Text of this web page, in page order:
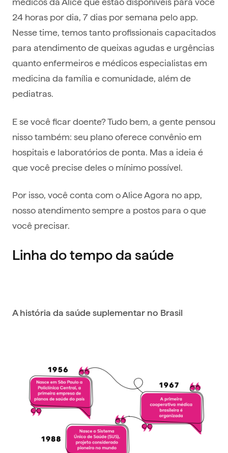
24 horas por dia, 7 dias por semana pelo app.
Nesse time, temos tanto profissionais capacitados
para atendimento de queixas agudas e urgências
quanto enfermeiros e médicos especialistas em
medicina da família e comunidade, além de
pediatras.
E se você ficar doente? Tudo bem, a gente pensou
nisso também: seu plano oferece convênio em
hospitais e laboratórios de ponta. Mas a ideia é
que você precise deles o mínimo possível.
Por isso, você conta com o Alice Agora no app,
nosso atendimento sempre a postos para o que
você precisar.
Linha do tempo da saúde
A história da saúde suplementar no Brasil